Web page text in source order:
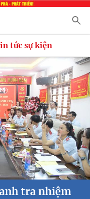
tức sự kiện
tra nhiệm